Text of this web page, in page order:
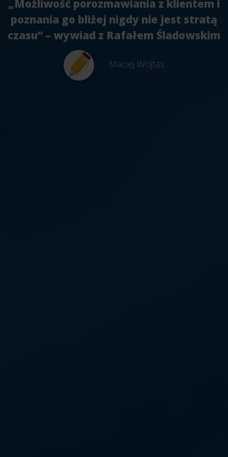
„Możliwość porozmawiania z klientem i
poznania go bliżej nigdy nie jest stratą
czasu” – wywiad z Rafałem Śladowskim
Maciej Wojtas